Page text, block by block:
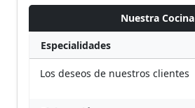
Nuestra Cocina
Especialidades
Los deseos de nuestros clientes